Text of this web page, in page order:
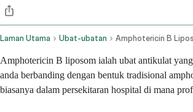
Laman Utama Ubat-ubatan Amphotericin B
Amphotericin B liposom ialah ubat antikulat
anda berbanding dengan bentuk tradisional
biasanya dalam persekitaran hospital di mana